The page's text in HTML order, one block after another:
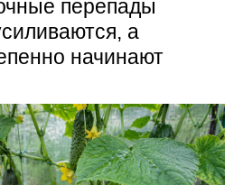
перепады
а
начинают